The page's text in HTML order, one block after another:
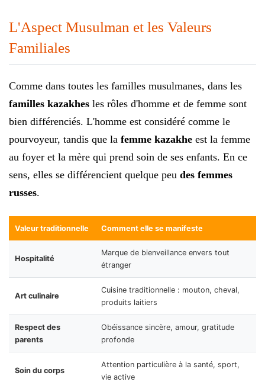
L'Aspect Musulman et les Valeurs
Familiales
Comme dans toutes les familles musulmanes, dans les
familles kazakhes les rôles d'homme et de femme sont
bien différenciés. L'homme est considéré comme le
pourvoyeur, tandis que la femme kazakhe est la femme
au foyer et la mère qui prend soin de ses enfants. En ce
sens, elles se différencient quelque peu des femmes
russes.
Valeur traditionnelle Comment elle se manifeste
Hospitalité
Marque de bienveillance envers tout
étranger
Art culinaire
Cuisine traditionnelle : mouton, cheval,
produits laitiers
Respect des
parents
Obéissance sincère, amour, gratitude
profonde
Soin du corps
Attention particulière à la santé, sport,
vie active